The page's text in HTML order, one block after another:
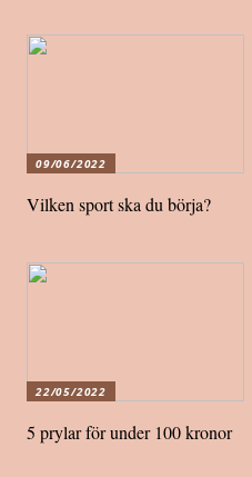
09/06/2022
Vilken sport ska du börja?
22/05/2022
5 prylar för under 100 kronor